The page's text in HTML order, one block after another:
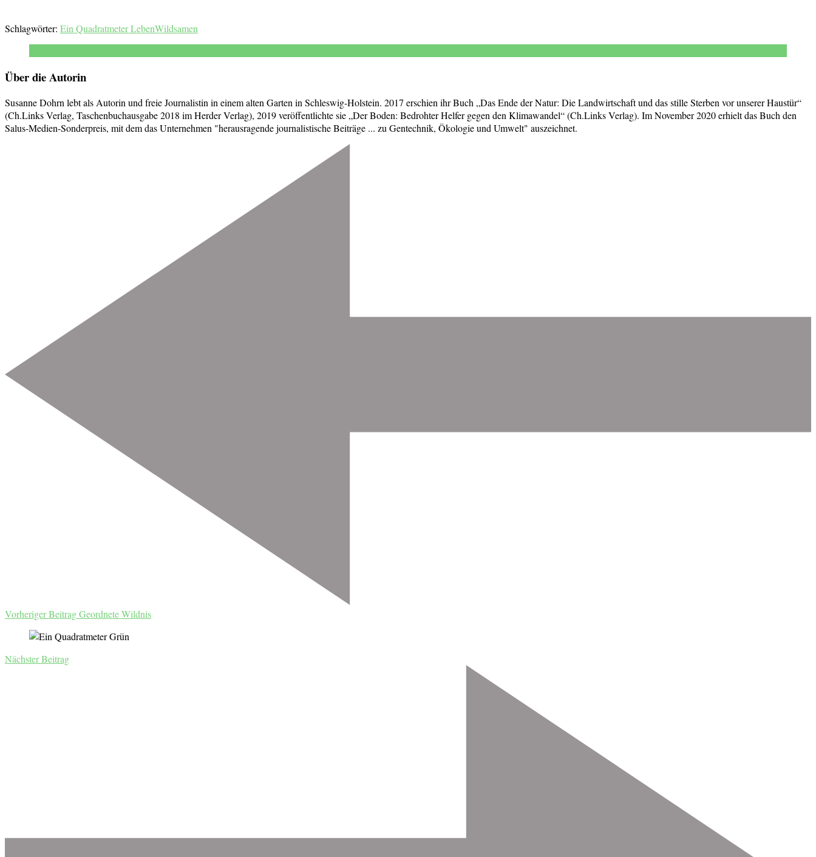
Schlagwörter: Ein Quadratmeter LebenWildsamen
Über die Autorin
Susanne Dohrn lebt als Autorin und freie Journalistin in einem alten Garten in Schleswig-Holstein. 2017 erschien ihr Buch „Das Ende der Natur: Die Landwirtschaft und das stille Sterben vor unserer Haustür“
(Ch.Links Verlag, Taschenbuchausgabe 2018 im Herder Verlag), 2019 veröffentlichte sie „Der Boden: Bedrohter Helfer gegen den Klimawandel“ (Ch.Links Verlag). Im November 2020 erhielt das Buch den
Salus-Medien-Sonderpreis, mit dem das Unternehmen "herausragende journalistische Beiträge ... zu Gentechnik, Ökologie und Umwelt" auszeichnet.
Vorheriger BeitragGeordnete Wildnis
Nächster Beitrag